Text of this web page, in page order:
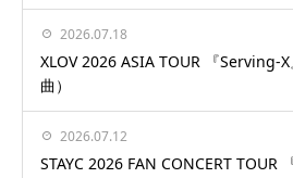
2026.07.18
XLOV 2026 ASIA TOUR 『Serving-
曲）
2026.07.12
STAYC 2026 FAN CONCERT TOUR